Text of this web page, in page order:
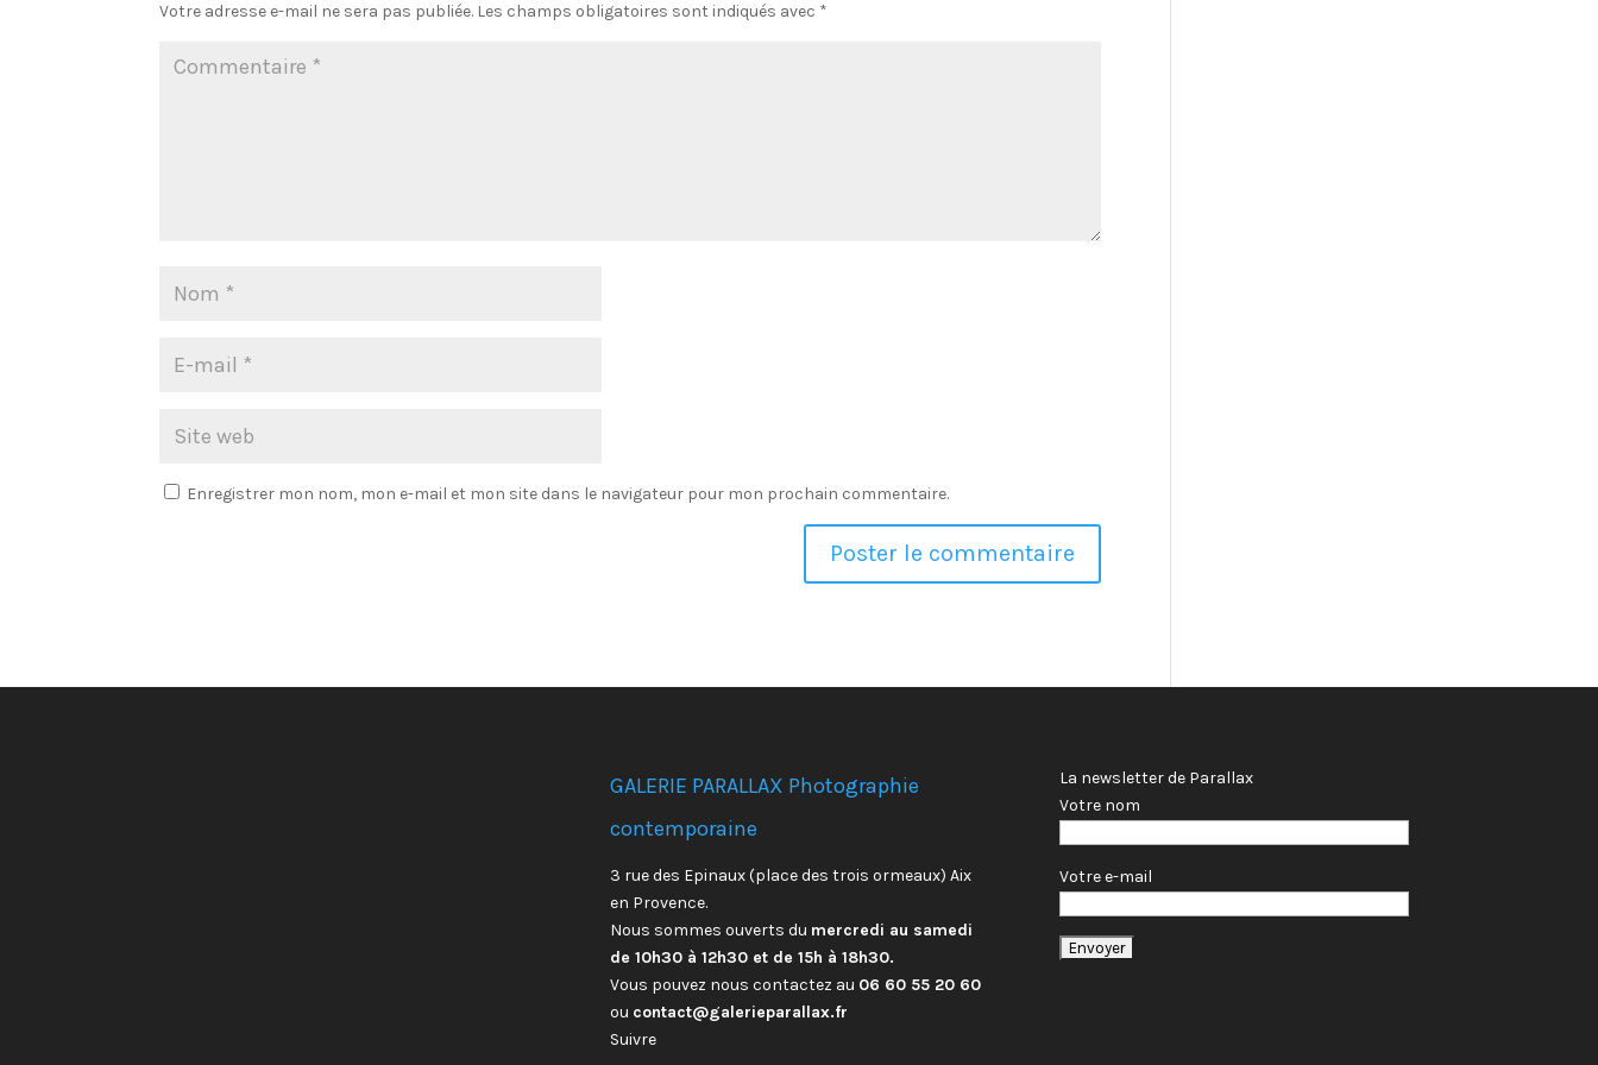
Votre adresse e-mail ne sera pas publiée. Les champs obligatoires sont indiqués avec *
Enregistrer mon nom, mon e-mail et mon site dans le navigateur pour mon prochain commentaire.
GALERIE PARALLAX Photographie
contemporaine
3 rue des Epinaux (place des trois ormeaux) Aix
en Provence.
Nous sommes ouverts du mercredi au samedi
de 10h30 à 12h30 et de 15h à 18h30.
Vous pouvez nous contactez au 06 60 55 20 60
ou contact@galerieparallax.fr
Suivre
La newsletter de Parallax
Votre nom
Votre e-mail